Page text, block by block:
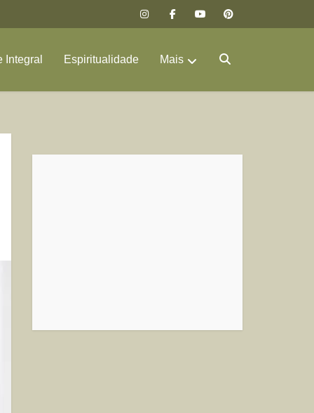
Integral Espiritualidade Mais